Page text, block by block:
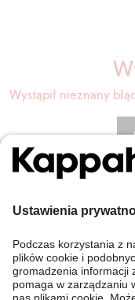
Wystąpił nieznany